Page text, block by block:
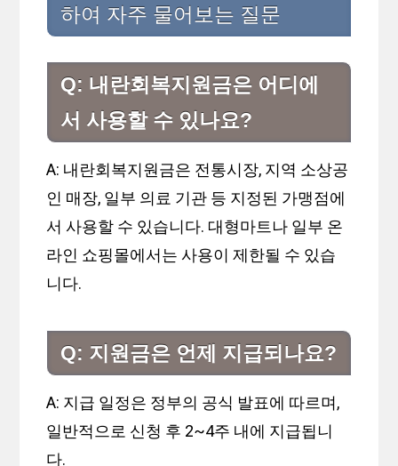
하여 자주 물어보는 질문
Q: 내란회복지원금은 어디에
서 사용할 수 있나요?
A: 내란회복지원금은 전통시장, 지역 소상공
인 매장, 일부 의료 기관 등 지정된 가맹점에
서 사용할 수 있습니다. 대형마트나 일부 온
라인 쇼핑몰에서는 사용이 제한될 수 있습
니다.
Q: 지원금은 언제 지급되나요?
A: 지급 일정은 정부의 공식 발표에 따르며,
일반적으로 신청 후 2~4주 내에 지급됩니
다.